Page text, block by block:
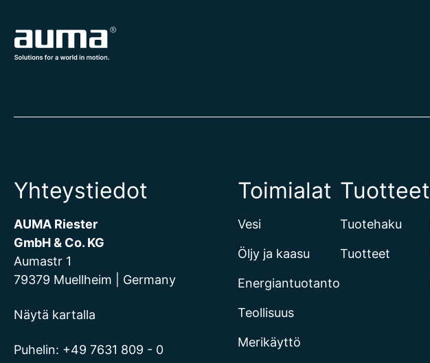
Yhteystiedot
AUMA Riester
GmbH & Co. KG
Aumastr 1
79379 Muellheim | Germany
Näytä kartalla
Puhelin: +49 7631 809 - 0
Toimialat
Vesi
Öljy ja kaasu
Energiantuotanto
Teollisuus
Merikäyttö
Tuotteet
Tuotehaku
Tuotteet